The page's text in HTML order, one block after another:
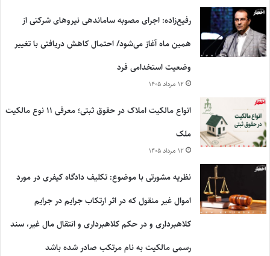
رفیع‌زاده: اجرای مصوبه ساماندهی نیروهای شرکتی از
همین ماه آغاز می‌شود/ احتمال کاهش دریافتی با تغییر
وضعیت استخدامی فرد
۱۲ مرداد ۱۴۰۵
انواع مالکیت املاک در حقوق ثبتی؛ معرفی ۱۱ نوع مالکیت
ملک
۱۲ مرداد ۱۴۰۵
نظریه مشورتی با موضوع: تکلیف دادگاه کیفری در مورد
اموال غیر منقول که در اثر ارتکاب جرایم در جرایم
کلاهبرداری و در حکم کلاهبرداری و انتقال مال غیر، سند
رسمی مالکیت به نام مرتکب صادر شده باشد